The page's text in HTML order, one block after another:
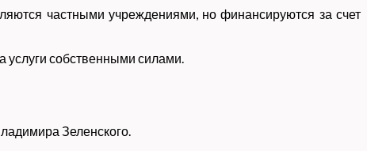
частными учреждениями, но финансируются за счет
услуги собственными силами.
Зеленского.